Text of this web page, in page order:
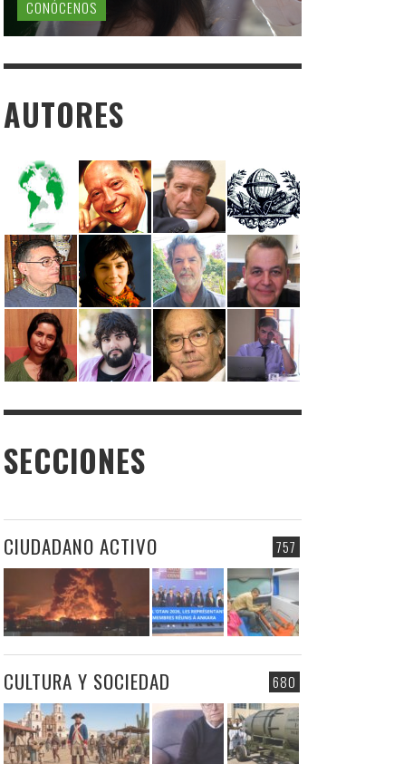
CONÓCENOS
AUTORES
SECCIONES
757
CIUDADANO ACTIVO
680
CULTURA Y SOCIEDAD